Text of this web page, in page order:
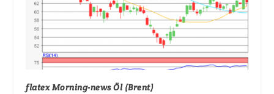
flatex Morning-news Öl (Brent)